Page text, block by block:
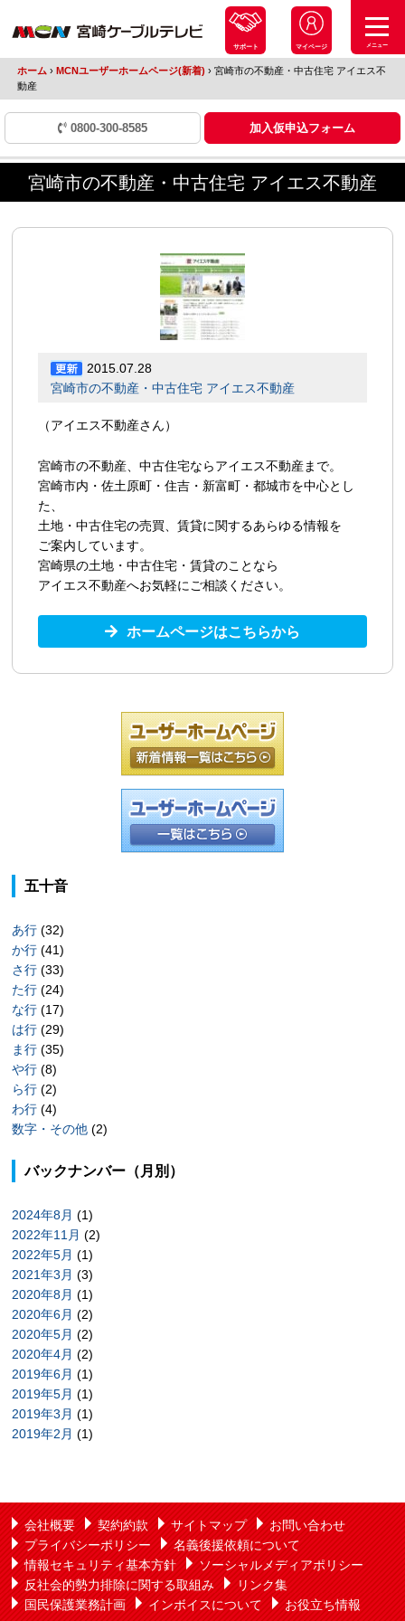
サポート マイページ メニュー
ホーム › MCNユーザーホームページ(新着) ›宮崎市の不動産・中古住宅 アイエス不
動産
0800-300-8585 加入仮申込フォーム
宮崎市の不動産・中古住宅 アイエス不動産
2015.07.28
宮崎市の不動産・中古住宅 アイエス不動産
（アイエス不動産さん）
宮崎市の不動産、中古住宅ならアイエス不動産まで。
宮崎市内・佐土原町・住吉・新富町・都城市を中心とし
た、
土地・中古住宅の売買、賃貸に関するあらゆる情報を
ご案内しています。
宮崎県の土地・中古住宅・賃貸のことなら
アイエス不動産へお気軽にご相談ください。
ホームページはこちらから
五十音
あ行 (32)
か行 (41)
さ行 (33)
た行 (24)
な行 (17)
は行 (29)
ま行 (35)
や行 (8)
ら行 (2)
わ行 (4)
数字・その他 (2)
バックナンバー（月別）
2024年8月 (1)
2022年11月 (2)
2022年5月 (1)
2021年3月 (3)
2020年8月 (1)
2020年6月 (2)
2020年5月 (2)
2020年4月 (2)
2019年6月 (1)
2019年5月 (1)
2019年3月 (1)
2019年2月 (1)
会社概要 契約約款 サイトマップ
お問い合わせ
プライバシーポリシー
名義後援依頼について
情報セキュリティ基本方針
ソーシャルメディアポリシー
反社会的勢力排除に関する取組み
リンク集
国民保護業務計画
インボイスについて お役立ち情報